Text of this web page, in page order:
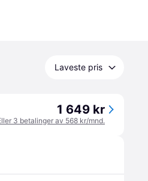
Laveste pris
1 649 kr
3 betalinger av 568 kr/mnd.